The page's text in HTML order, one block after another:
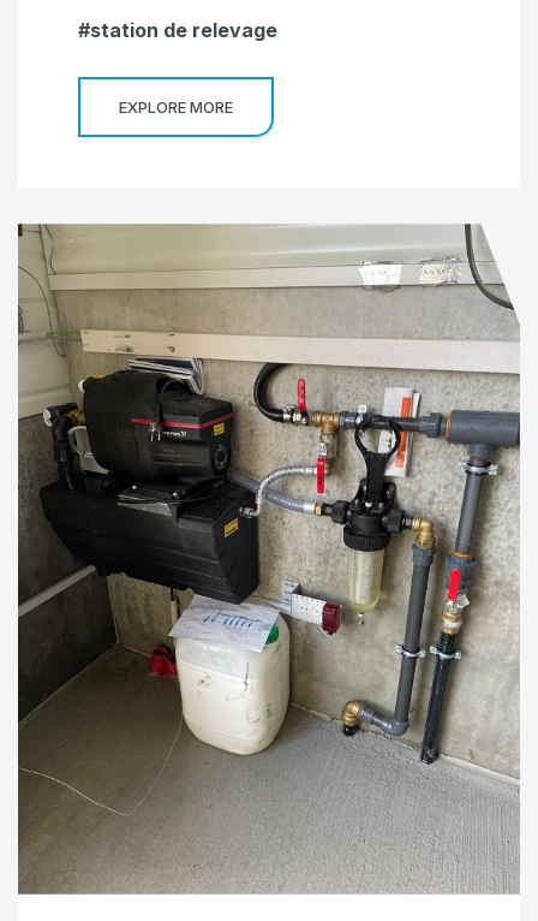
station de relevage
EXPLORE MORE